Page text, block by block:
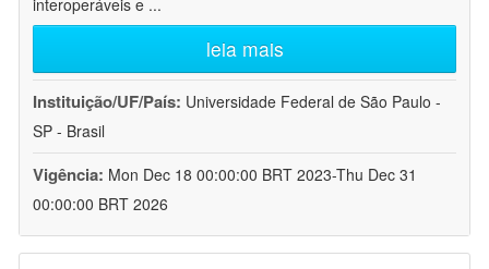
interoperáveis e ...
leia mais
Instituição/UF/País: Universidade Federal de São Paulo -
SP - Brasil
Vigência: Mon Dec 18 00:00:00 BRT 2023-Thu Dec 31
00:00:00 BRT 2026